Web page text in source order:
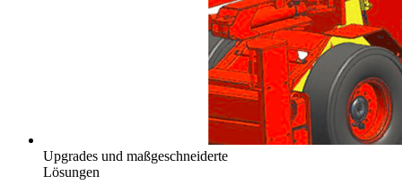
Upgrades und maßgeschneiderte
Lösungen